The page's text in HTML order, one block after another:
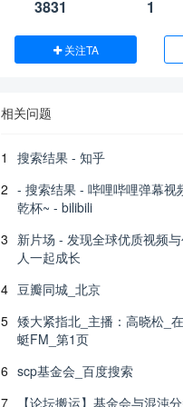
3831 1
关注TA
相关问题
1
搜索结果 - 知乎
2 - 搜索结果 - 哔哩哔哩弹幕视
乾杯~ - bilibili
3 新片场 - 发现全球优质视频
人一起成长
4 豆瓣同城_北京
5 矮大紧指北_主播：高晓松_
蜓FM_第1页
6 scp基金会_百度搜索
7
【论坛搬运】基金会与混沌